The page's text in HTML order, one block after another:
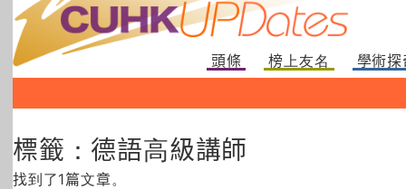
頭條 榜上友名 學術探
標籤：德語高級講師
找到了1篇文章。